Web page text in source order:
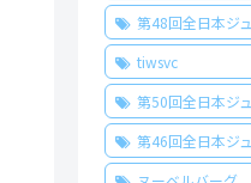
第48回全日本ジ
tiwsvc
第50回全日本ジ
第46回全日本ジ